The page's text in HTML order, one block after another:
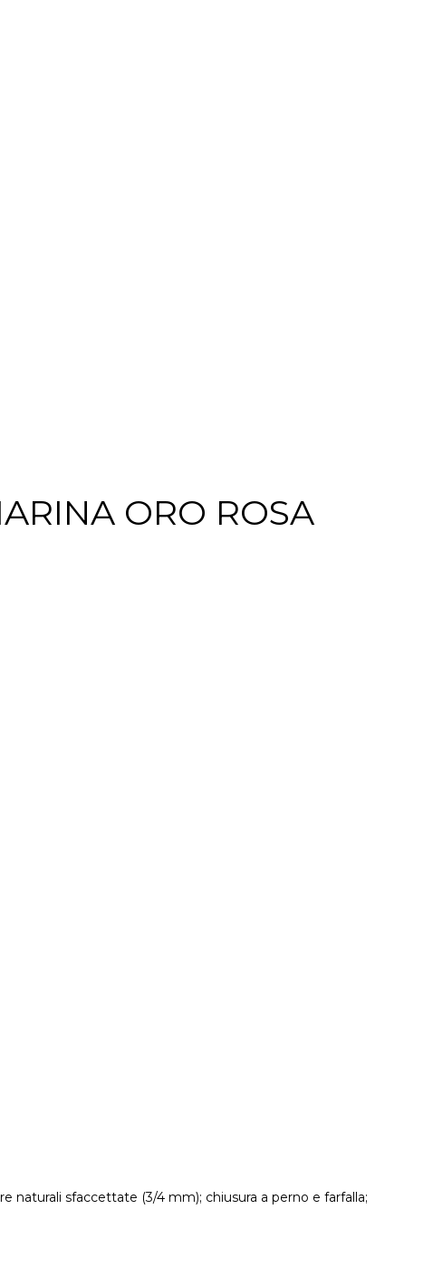
ORO ROSA
naturali sfaccettate (3/4 mm); chiusura a perno e farfalla;